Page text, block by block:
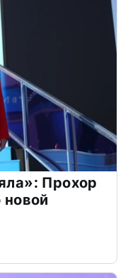
Прохор